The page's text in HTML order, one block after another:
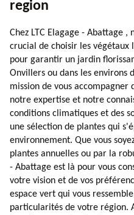
region
Chez LTC Elagage - Abattage
crucial de choisir les végétaux
pour garantir un jardin
Onvillers ou dans les environs
mission de vous accompagner
notre expertise et notre
conditions climatiques et des
une sélection de plantes qui
environnement. Que vous
plantes annuelles ou par la
- Abattage est là pour vous
votre vision et de vos
espace vert qui vous
particularités de votre région.